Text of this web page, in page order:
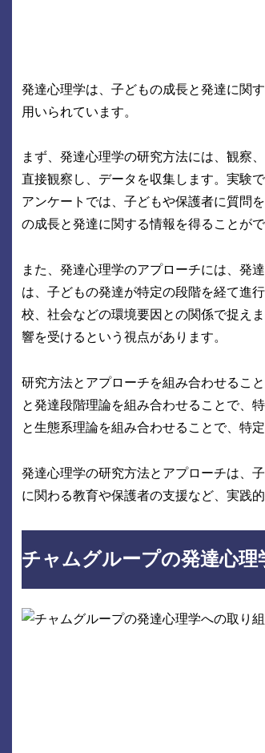
発達心理学は、子どもの成長と発達に関
用いられています。
まず、発達心理学の研究方法には、観察
直接観察し、データを収集します。実験
アンケートでは、子どもや保護者に質問
の成長と発達に関する情報を得ることがで
また、発達心理学のアプローチには、発
は、子どもの発達が特定の段階を経て進
校、社会などの環境要因との関係で捉え
響を受けるという視点があります。
研究方法とアプローチを組み合わせるこ
と発達段階理論を組み合わせることで、
と生態系理論を組み合わせることで、特
発達心理学の研究方法とアプローチは、
に関わる教育や保護者の支援など、実践
チャムグループの発達心理